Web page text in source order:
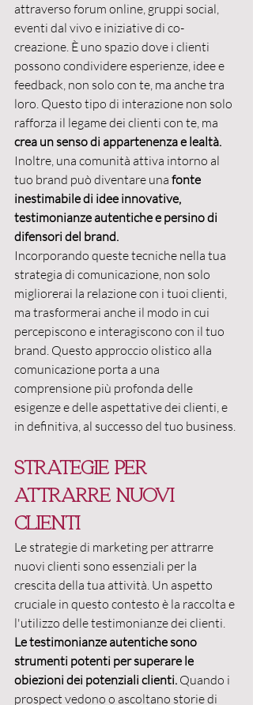
attraverso forum online, gruppi social,
eventi dal vivo e iniziative di co-
creazione. È uno spazio dove i clienti
possono condividere esperienze, idee e
feedback, non solo con te, ma anche tra
loro. Questo tipo di interazione non solo
rafforza il legame dei clienti con te, ma
crea un senso di appartenenza e lealtà.
Inoltre, una comunità attiva intorno al
tuo brand può diventare una fonte
inestimabile di idee innovative,
testimonianze autentiche e persino di
difensori del brand.
Incorporando queste tecniche nella tua
strategia di comunicazione, non solo
migliorerai la relazione con i tuoi clienti,
ma trasformerai anche il modo in cui
percepiscono e interagiscono con il tuo
brand. Questo approccio olistico alla
comunicazione porta a una
comprensione più profonda delle
esigenze e delle aspettative dei clienti, e
in definitiva, al successo del tuo business.
Strategie per
attrarre nuovi
clienti
Le strategie di marketing per attrarre
nuovi clienti sono essenziali per la
crescita della tua attività. Un aspetto
cruciale in questo contesto è la raccolta e
l'utilizzo delle testimonianze dei clienti.
Le testimonianze autentiche sono
strumenti potenti per superare le
obiezioni dei potenziali clienti. Quando i
prospect vedono o ascoltano storie di